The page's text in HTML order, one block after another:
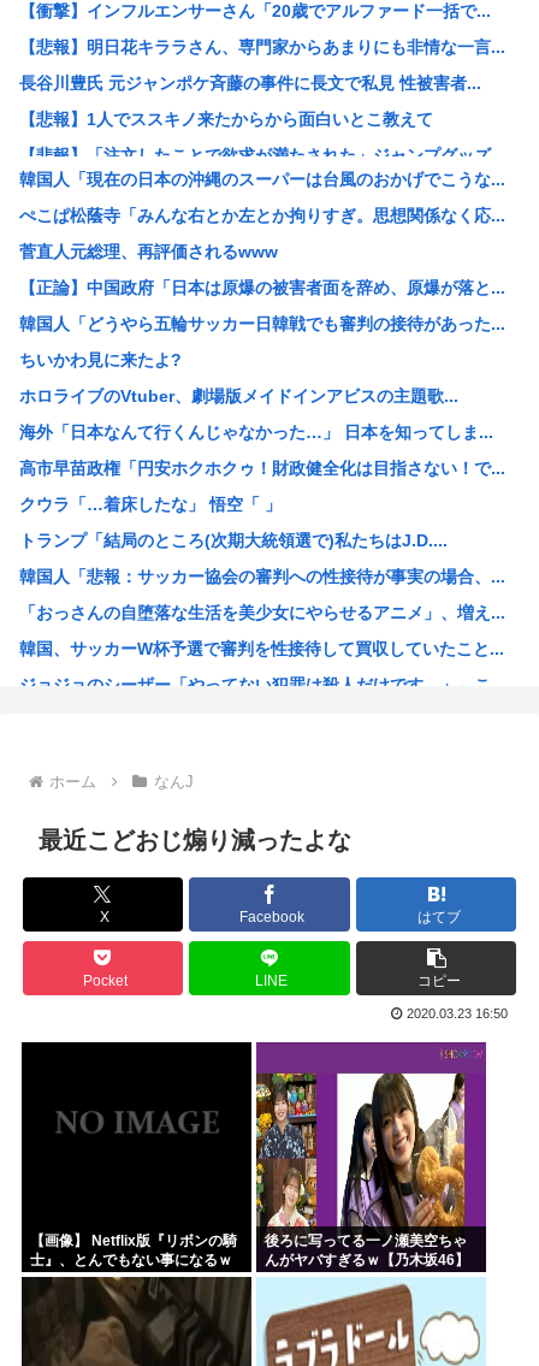
【衝撃】インフルエンサーさん「20歳でアルファード一括で...
【悲報】明日花キララさん、専門家からあまりにも非情な一言...
長谷川豊氏 元ジャンポケ斉藤の事件に長文で私見 性被害者...
【悲報】1人でススキノ来たからから面白いとこ教えて
【悲報】「注文したことで欲求が満たされた」ジャンプグッズ...
【正論】イスラエル政府元高官 「原爆式典にうんざり」
韓国人「現在の日本の沖縄のスーパーは台風のおかげでこうな...
工場夜勤ぼく「大谷翔平応援してるの？お前の人生に1ミリも...
ワイ「個人居酒屋だ！入ったろ」 店長「…いらっしゃぃ(ﾎ...
大日本帝国陸軍「侵攻できたとして、食糧どうすんだよ」大本...
【朗報】イギリス、タバコ販売禁止法案を可決www
韓国サッカー協会、2011～12年に国際審判員らを性接待
クビになったバイト先の店長のインスタ見つけた
【画像】大企業「働きたくない人へ」←10万いいね！
【画像】東出昌大の再婚相手の体があまりにすごいｗｗｗ
【悲報】熊本県知事、報道陣土足取材にマジギレ「遺族や被災...
2026年レズが好きなK-POPアイドル発表！ぶち抜き1...
【速報】 高市政権、エース級の財務官僚・一松旬氏を左遷「...
甲子園出場校 猛暑と資金難に苦しむ
韓国人「現在の日本の沖縄のスーパーは台風のおかげでこうな...
ぺこぱ松蔭寺「みんな右とか左とか拘りすぎ。思想関係なく応...
菅直人元総理、再評価されるwww
【正論】中国政府「日本は原爆の被害者面を辞め、原爆が落と...
韓国人「どうやら五輪サッカー日韓戦でも審判の接待があった...
ちいかわ見に来たよ?
ホロライブのVtuber、劇場版メイドインアビスの主題歌...
海外「日本なんて行くんじゃなかった…」 日本を知ってしま...
高市早苗政権「円安ホクホクゥ！財政健全化は目指さない！で...
クウラ「…着床したな」 悟空「 」
トランプ「結局のところ(次期大統領選で)私たちはJ.D....
韓国人「悲報：サッカー協会の審判への性接待が事実の場合、...
「おっさんの自堕落な生活を美少女にやらせるアニメ」、増え...
韓国、サッカーW杯予選で審判を性接待して買収していたこと...
ジョジョのシーザー「やってない犯罪は殺人だけです。」←こ...
韓国サッカー協会、外国人審判員数十人に性的接待。羨ま死刑
韓国人「韓国サッカー協会が行った国際試合の性的接待の全容...
外国人「2002年W杯は?」韓国サッカーに衝撃的不祥事！...
海外「日本なんて行くんじゃなかった…」 日本を知ってしま...
え？なんでみんな『みいちゃんと山田さん』のアニメ化に怒っ...
【衝撃】 韓国人「宮崎駿が首を縦に振った金額」
韓国人「韓国サッカー協会が行った国際試合の性的接待の全容...
【HUNTER×HUNTER】ヒソカさん、ビスケより弱か...
安倍昭恵「なんで安倍晋三が殺されたのか今でもわからない」
中国が対米ドローン規制強化して世界が騒然！←「事実上の禁...
海外「日本なんて行くんじゃなかった…」 日本を知ってしま...
クルド人問題を訴えてきた河合ゆうすけ、埼玉県知事選挙に立...
ホーム なんJ
最近こどおじ煽り減ったよな
X Facebook はてブ
Pocket LINE コピー
2020.03.23 16:50
【画像】 Netflix版『リボンの騎
士』、とんでもない事になるｗ
ｗｗｗｗ
後ろに写ってる一ノ瀬美空ちゃ
んがヤバすぎるｗ【乃木坂46】